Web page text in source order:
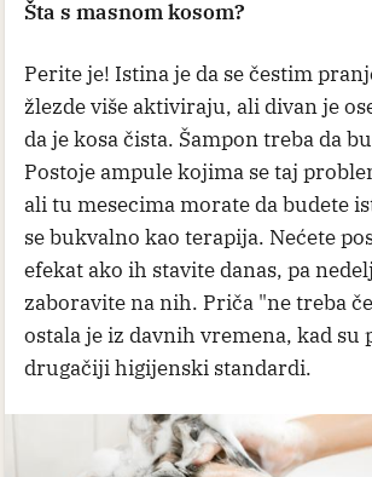
Šta s masnom kosom?
Perite je! Istina je da se čestim
žlezde više aktiviraju, ali divan je
da je kosa čista. Šampon treba da
Postoje ampule kojima se taj
ali tu mesecima morate da budete
se bukvalno kao terapija. Nećete
efekat ako ih stavite danas, pa
zaboravite na nih. Priča "ne treba
ostala je iz davnih vremena, kad su
drugačiji higijenski standardi.